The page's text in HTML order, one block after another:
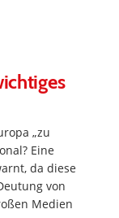
„zu
Eine
da diese
von
Medien